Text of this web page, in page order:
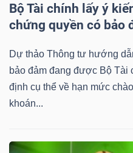
Bộ Tài chính lấy ý
chứng quyền có bảo
Dự thảo Thông tư hướng
bảo đảm đang được Bộ Tài
định cụ thể về hạn mức
khoán...
NGHIỆP
TIÊU
DÙNG
THIẾT